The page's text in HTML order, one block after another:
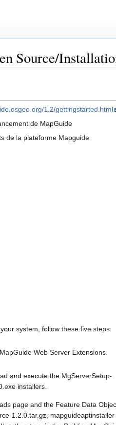
Source/
1.2/gettingstarted.html
de MapGuide
de la plateforme Mapguide
system, follow these five steps:
Web Server Extensions.
and execute the MgServerSetup-
installers.
page and the Feature Data
1.2.0.tar.gz, mapguideaptinstaller-